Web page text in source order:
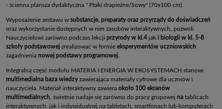
- ścienna plansza dydaktyczna " Ptaki drapieżne/Sowy" (70x100 cm)
Wyposażenie zestawu w substancje, preparaty oraz przyrządy do doświadczeń
oraz wykorzystanie dostępnych w nim zasobów interaktywnych, pozwoli
Nauczycielowi zarówno podczas lekcji przyrody w kl.4 jak i biologii w kl. 5-8
szkoły podstawowej zrealizować w formie eksperymentów uczniowskich
zagadnienia nowej podstawy programowej.
Integralną część modułu MATERIA I ENERGIA W EKOSYSTEMACH stanowi
multimedialna baza wiedzy zawierająca materiały cyfrowe dla uczniów i
nauczyciela. Materiał interaktywny zawiera około 100 ekranów
multimedialnych , świetnie nadaje się zarówno do pracy grupowej na tablicach
interaktywnych, jak i indywidualnej na tabletach, smartfonach lub komputerach